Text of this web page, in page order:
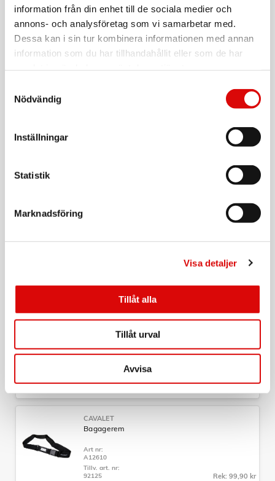
information från din enhet till de sociala medier och
annons- och analysföretag som vi samarbetar med.
Dessa kan i sin tur kombinera informationen med annan
information som du har tillhandahållit eller som de har
Nödvändig
Inställningar
Statistik
Marknadsföring
Visa detaljer
Tillåt alla
Tillåt urval
Avvisa
Art nr:
Tillv. art. nr:
92020
Rek: 99,90 kr
Rek: 179,00 kr
CAVALET
Nackkudde Komfort
CAVALET
Bagagerem
Art nr:
A12610
Tillv. art. nr:
92125
Rek: 99,90 kr